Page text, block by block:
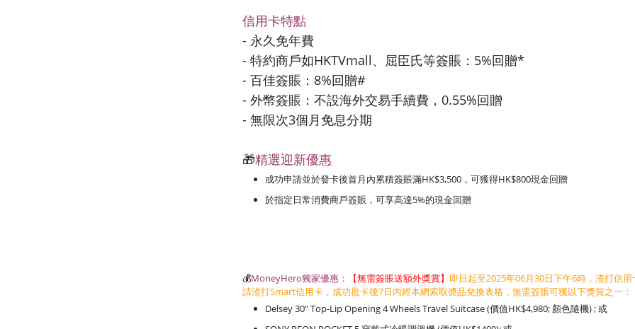
信用卡特點
- 永久免年費
- 特約商戶如HKTVmall、屈臣氏等簽賬：5%回贈*
- 百佳簽賬：8%回贈#
- 外幣簽賬：不設海外交易手續費，0.55%回贈
- 無限次3個月免息分期
🎁精選迎新優惠
成功申請並於發卡後首月內累積簽賬滿HK$3,500，可獲得HK$800現金回贈
於指定日常消費商戶簽賬，可享高達5%的現金回贈
💰MoneyHero獨家優惠： 【無需簽賬送額外獎賞】 即日起至2025年06月30日下午6時，渣打信
請渣打Smart信用卡，成功批卡後7日內經本網索取奬品兌換表格，無需簽賬可獲以下獎賞之一：
Delsey 30” Top-Lip Opening 4 Wheels Travel Suitcase (價值HK$4,980; 顏色隨機) ; 或